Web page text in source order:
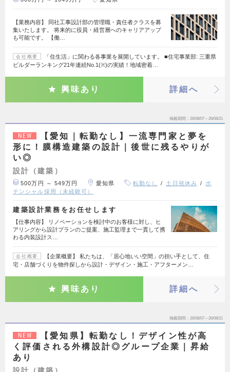
【業務内容】 同社工事設計部の管理職・責任者クラスを募
集いたします。 将来的に役員・経営層へのキャリアアップ
も可能です。 【働…
会社概要
「住生活」に関わる各事業を展開しています。 ■住宅事業部: 三重県
ビルダーランキング21年連続No.1(※)の実績！地域密着…
興味あり 詳細へ
掲載期間 26/08/07～26/08/21
NEW
【愛知｜転勤なし】一流専門家と夢を
形に！膜構造建築の設計｜後世に残るやりが
い◎
設計（建築）
500万円 ～ 549万円 愛知県 転勤なし 土日祝休み
ポ
テンシャル採用（未経験可）
建築設計業務をお任せします
【仕事内容】 リノベーションを検討中のお客様に対し、ヒ
アリングから設計プランのご提案、施工監理まで一貫して携
わる内装設計ス…
会社概要
【企業概要】 私たちは、「居心地いい空間」の担い手として、住
宅・店舗づくりを物件探しから設計・デザイン・施工・アフターメン…
興味あり 詳細へ
掲載期間 26/08/07～26/08/21
NEW
【愛知県】転勤なし！デザイン性が高
く評価される外構設計◎グループ企業｜昇給
あり